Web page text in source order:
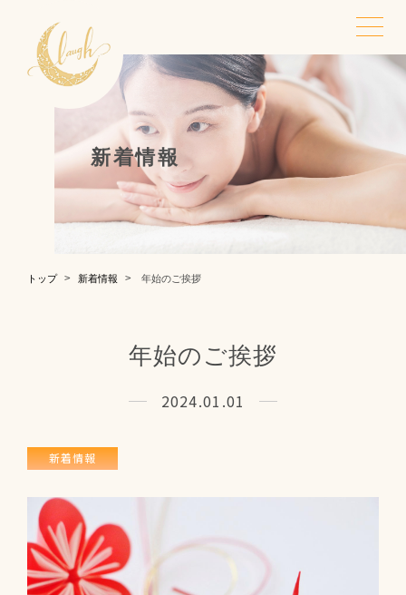
TOP
トップ
STRENGTHS
Laugh.の強み
LYMPHATIC
全身リンパ
FASTING
お問い合わせ
サイトマップ
新着情報
トップ 新着情報 年始のご挨拶
年始のご挨拶
2024.01.01
新着情報